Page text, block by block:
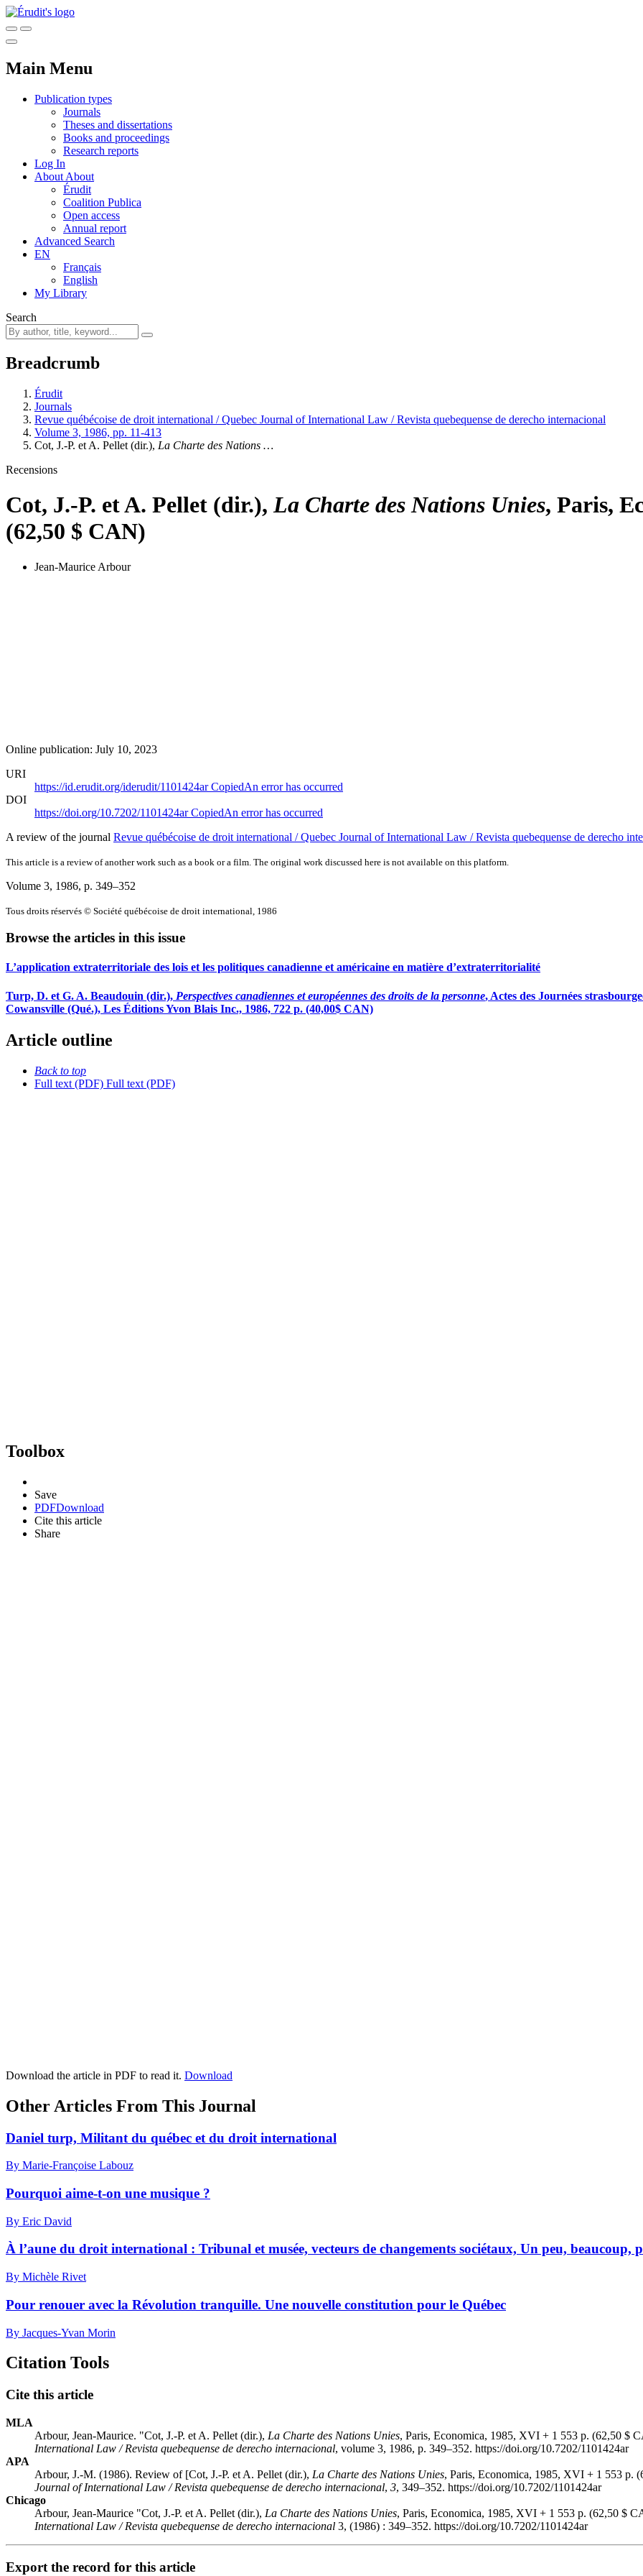
Main Menu
Publication types
Journals
Theses and dissertations
Books and proceedings
Research reports
Log In
About About
Érudit
Coalition Publica
Open access
Annual report
Advanced Search
EN
Français
English
My Library
Search
Breadcrumb
Érudit
Journals
Revue québécoise de droit international / Quebec Journal of International Law / Revista quebequense de derecho internacional
Volume 3, 1986, pp. 11-413
Cot, J.-P. et A. Pellet (dir.), La Charte des Nations …
Recensions
Cot, J.-P. et A. Pellet (dir.), La Charte des Nations Unies, Paris,
(62,50 $ CAN)
Jean-Maurice Arbour
Online publication: July 10, 2023
URI
https://id.erudit.org/iderudit/1101424arCopiedAn error has occurred
DOI
https://doi.org/10.7202/1101424arCopiedAn error has occurred
A review of the journal Revue québécoise de droit international / Quebec Journal of International Law / Revista quebequense de derecho
This article is a review of another work such as a book or a film. The original work discussed here is not available on this platform.
Volume 3, 1986, p. 349–352
Tous droits réservés © Société québécoise de droit international, 1986
Browse the articles in this issue
L’application extraterritoriale des lois et les politiques canadienne et américaine en matière d’extraterritorialité
Turp, D. et G. A. Beaudouin (dir.), Perspectives canadiennes et européennes des droits de la personne, Actes des Journées
Cowansville (Qué.), Les Éditions Yvon Blais Inc., 1986, 722 p. (40,00$ CAN)
Article outline
Back to top
Full text (PDF) Full text (PDF)
Toolbox
Save
PDFDownload
Cite this article
Share
Download the article in PDF to read it. Download
Other Articles From This Journal
Daniel turp, Militant du québec et du droit international
By Marie-Françoise Labouz
Pourquoi aime-t-on une musique ?
By Eric David
À l’aune du droit international : Tribunal et musée, vecteurs de changements sociétaux, Un peu, beaucoup,
By Michèle Rivet
Pour renouer avec la Révolution tranquille. Une nouvelle constitution pour le Québec
By Jacques-Yvan Morin
Citation Tools
Cite this article
MLA
Arbour, Jean-Maurice. "Cot, J.-P. et A. Pellet (dir.), La Charte des Nations Unies, Paris, Economica, 1985, XVI + 1 553 p. (62,50 $
International Law / Revista quebequense de derecho internacional, volume 3, 1986, p. 349–352. https://doi.org/10.7202/1101424ar
APA
Arbour, J.-M. (1986). Review of [Cot, J.-P. et A. Pellet (dir.), La Charte des Nations Unies, Paris, Economica, 1985, XVI + 1 553 p.
Journal of International Law / Revista quebequense de derecho internacional, 3, 349–352. https://doi.org/10.7202/1101424ar
Chicago
Arbour, Jean-Maurice "Cot, J.-P. et A. Pellet (dir.), La Charte des Nations Unies, Paris, Economica, 1985, XVI + 1 553 p. (62,50 $
International Law / Revista quebequense de derecho internacional 3, (1986) : 349–352. https://doi.org/10.7202/1101424ar
Export the record for this article